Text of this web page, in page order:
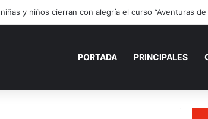
y niños cierran con alegría el curso “Aventuras de
PORTADA PRINCIPALES